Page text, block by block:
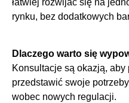
łatwiej rozwijać się na
rynku, bez dodatkowych
Dlaczego warto się
Konsultacje są okazją,
przedstawić swoje
wobec nowych regulacji.